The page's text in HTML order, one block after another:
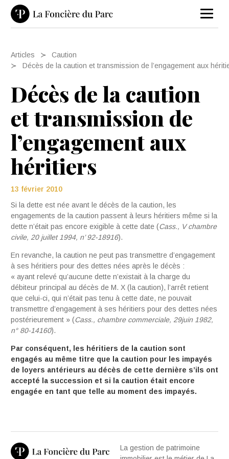
Articles
Caution
Décès de la caution et transmission de l’engagement aux
Décès de la caution
et transmission de
l’engagement aux
héritiers
13 février 2010
Si la dette est née avant le décès de la caution, les
engagements de la caution passent à leurs héritiers même si la
dette n’était pas encore exigible à cette date (Cass., V chambre
civile, 20 juillet 1994, n’ 92-18916).
En revanche, la caution ne peut pas transmettre d’engagement
à ses héritiers pour des dettes nées après le décès :
« ayant relevé qu’aucune dette n’existait à la charge du
débiteur principal au décès de M. X (la caution), l’arrêt retient
que celui-ci, qui n’était pas tenu à cette date, ne pouvait
transmettre d’engagement à ses héritiers pour des dettes nées
postérieurement » (Cass., chambre commerciale, 29juin 1982,
n° 80-14160).
Par conséquent, les héritiers de la caution sont
engagés au même titre que la caution pour les impayés
de loyers antérieurs au décès de cette dernière s’ils ont
accepté la succession et si la caution était encore
engagée en tant que telle au moment des impayés.
La gestion de patrimoine